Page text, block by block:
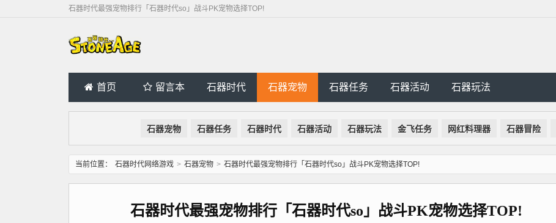
石器时代最强宠物排行「石器时代so」战斗PK宠物选择TOP!
首页 留言本 石器时代 石器宠物 石器任务 石器活动 石器玩法
石器宠物 石器任务 石器时代 石器活动 石器玩法 金飞任务 网红料理器 石器冒险
当前位置： 石器时代网络游戏 > 石器宠物 > 石器时代最强宠物排行「石器时代so」战斗PK宠物选择TOP!
石器时代最强宠物排行「石器时代so」战斗PK宠物选择TOP!